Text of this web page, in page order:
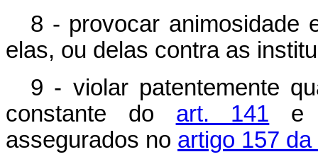
8 - provocar animosidade
elas, ou delas contra as
9 - violar patentemente
constante do art. 141 e
assegurados no artigo 157